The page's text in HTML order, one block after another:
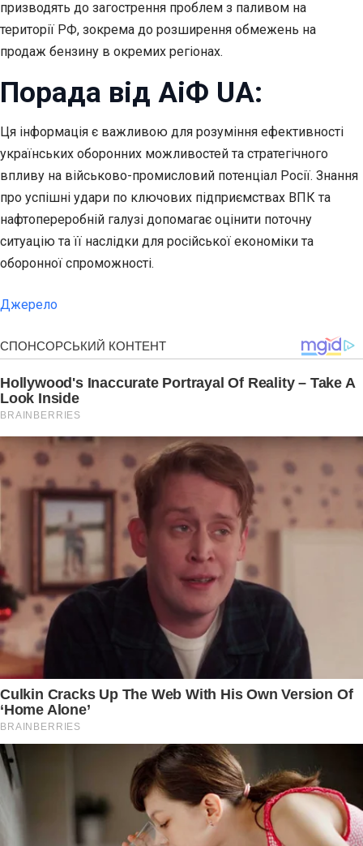
призводять до загострення проблем з паливом на
території РФ, зокрема до розширення обмежень на
продаж бензину в окремих регіонах.
Порада від АіФ UA:
Ця інформація є важливою для розуміння ефективності
українських оборонних можливостей та стратегічного
впливу на військово-промисловий потенціал Росії. Знання
про успішні удари по ключових підприємствах ВПК та
нафтопереробній галузі допомагає оцінити поточну
ситуацію та її наслідки для російської економіки та
оборонної спроможності.
Джерело